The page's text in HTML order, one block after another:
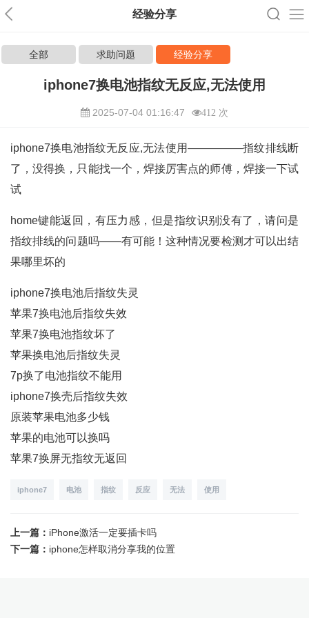
经验分享
全部 求助问题 经验分享
iphone7换电池指纹无反应,无法使用
2025-07-04 01:16:47 412 次
iphone7换电池指纹无反应,无法使用—————指纹排线断
了，没得换，只能找一个，焊接厉害点的师傅，焊接一下试
试
home键能返回，有压力感，但是指纹识别没有了，请问是
指纹排线的问题吗——有可能！这种情况要检测才可以出结
果哪里坏的
iphone7换电池后指纹失灵
苹果7换电池后指纹失效
苹果7换电池指纹坏了
苹果换电池后指纹失灵
7p换了电池指纹不能用
iphone7换壳后指纹失效
原装苹果电池多少钱
苹果的电池可以换吗
苹果7换屏无指纹无返回
iphone7 电池 指纹 反应 无法 使用
上一篇： iPhone激活一定要插卡吗
下一篇： iphone怎样取消分享我的位置